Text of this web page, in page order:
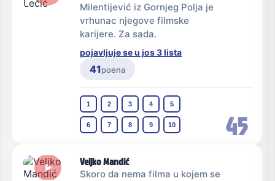
45
Milentijević iz Gornjeg Polja je
vrhunac njegove filmske
karijere. Za sada.
pojavljuje se u jos 3 lista
41poena
1 2 3 4 5
6 7 8 9 10
Veljko Mandić
Skoro da nema filma u kojem se